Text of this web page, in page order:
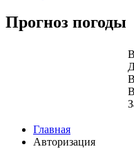
Прогноз погоды
Главная
Авторизация